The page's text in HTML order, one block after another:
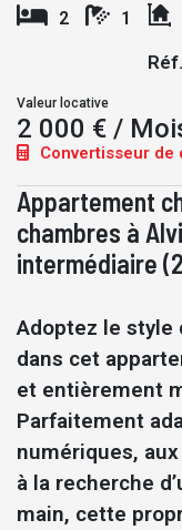
2 1
Valeur locative
2 000 € /
Convertisseur de
Appartement
chambres à
intermédiaire
Adoptez le style
dans cet
et entièrement
Parfaitement
numériques,
à la recherche
main, cette